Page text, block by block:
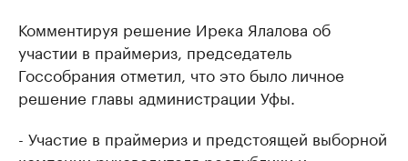
Комментируя решение Ирека Ялалова об
участии в праймериз, председатель
Госсобрания отметил, что это было личное
решение главы администрации Уфы.
- Участие в праймериз и предстоящей выборной